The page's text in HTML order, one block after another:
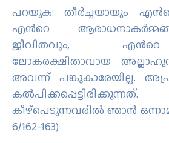
പറയുക: തീര്‍ച്ചയായും
എന്‍റെ
ജീവിതവും,
ലോകരക്ഷിതാവായ
അവന്ന് പങ്കുകാരേയില്ല.
കീഴ്പെടുന്നവരില്‍ ഞാന്‍
6/162-163)